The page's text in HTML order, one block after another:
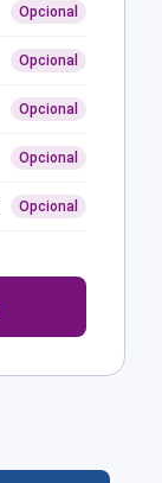
Opcional
Opcional
Opcional
Opcional
Opcional